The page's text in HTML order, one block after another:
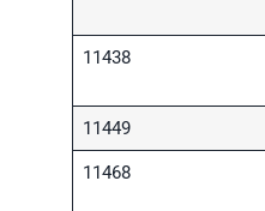
11438
11449
11468